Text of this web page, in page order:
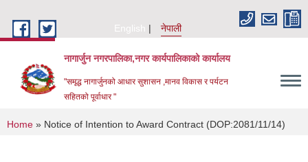
English
नेपाली
नागार्जुन नगरपालिका,नगर कार्यपालिकाको कार्यालय
"समृद्ध नागार्जुनको आधार सुशासन ,मानव विकास र पर्यटन
सहितको पूर्वाधार "
You are here
Home » Notice of Intention to Award Contract (DOP:2081/11/14)